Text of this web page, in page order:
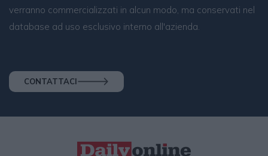
verranno commercializzati in alcun modo, ma conservati nel
database ad uso esclusivo interno all'azienda.
CONTATTACI